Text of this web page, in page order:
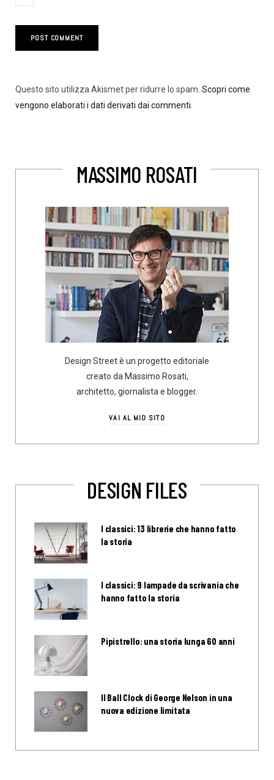
Questo sito utilizza Akismet per ridurre lo spam. Scopri come
vengono elaborati i dati derivati dai commenti.
MASSIMO ROSATI
Design Street è un progetto editoriale
creato da Massimo Rosati,
architetto, giornalista e blogger.
VAI AL MIO SITO
DESIGN FILES
I classici: 13 librerie che hanno fatto
la storia
I classici: 9 lampade da scrivania che
hanno fatto la storia
Pipistrello: una storia lunga 60 anni
Il Ball Clock di George Nelson in una
nuova edizione limitata